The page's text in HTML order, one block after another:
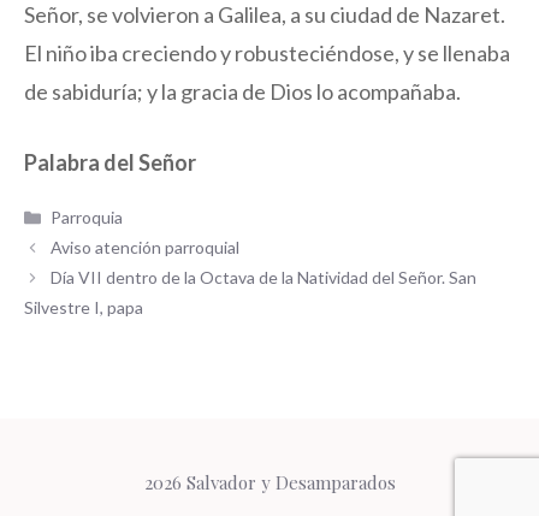
Señor, se volvieron a Galilea, a su ciudad de Nazaret.
El niño iba creciendo y robusteciéndose, y se llenaba
de sabiduría; y la gracia de Dios lo acompañaba.
Palabra del Señor
Categorías
Parroquia
Aviso atención parroquial
Día VII dentro de la Octava de la Natividad del Señor. San
Silvestre I, papa
2026 Salvador y Desamparados